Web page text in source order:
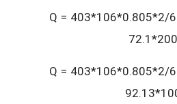
Q = 403*106*0.805*2/
72.1*200
Q = 403*106*0.805*2/